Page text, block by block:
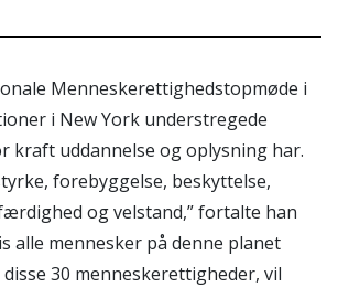
Menneskerettighedstopmøde i
i New York understregede
kraft uddannelse og oplysning har.
forebyggelse, beskyttelse,
og velstand,” fortalte han
alle mennesker på denne planet
30 menneskerettigheder, vil